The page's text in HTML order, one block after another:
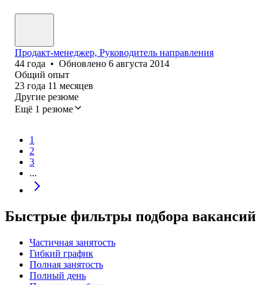
Продакт-менеджер, Руководитель направления
44 года • Обновлено 6 августа 2014
Общий опыт
23 года 11 месяцев
Другие резюме
Ещё 1 резюме
1
2
3
...
Быстрые фильтры подбора вакансий
Частичная занятость
Гибкий график
Полная занятость
Полный день